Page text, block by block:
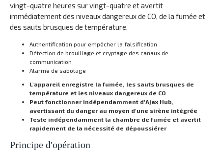
vingt-quatre heures sur vingt-quatre et avertit
immédiatement des niveaux dangereux de CO, de la fumée et
des sauts brusques de température.
Authentification pour empêcher la falsification
Détection de brouillage et cryptage des canaux de
communication
Alarme de sabotage
L'appareil enregistre la fumée, les sauts brusques de
température et les niveaux dangereux de CO
Peut fonctionner indépendamment d'Ajax Hub,
avertissant du danger au moyen d'une sirène intégrée
Teste indépendamment la chambre de fumée et avertit
rapidement de la nécessité de dépoussiérer
Principe d'opération